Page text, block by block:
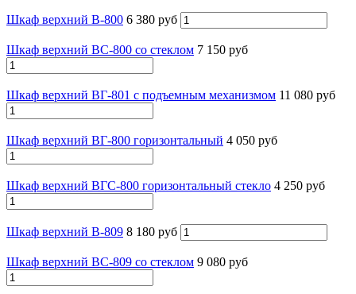
Шкаф верхний В-800 6 380 руб
Шкаф верхний ВС-800 со стеклом 7 150 руб
Шкаф верхний ВГ-801 с подъемным механизмом 11 080 руб
Шкаф верхний ВГ-800 горизонтальный 4 050 руб
Шкаф верхний ВГС-800 горизонтальный стекло 4 250 руб
Шкаф верхний В-809 8 180 руб
Шкаф верхний ВС-809 со стеклом 9 080 руб